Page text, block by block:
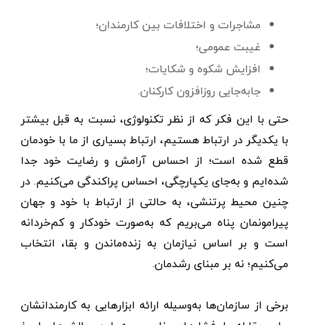
مشاجرات و اختلافات بین کارمندان؛
غیبت عمومی؛
افزایش شکوه و شکایات؛
جابه‌جایی روزافزون کارکنان.
حتی با این فکر که از نظر تکنولوژی، نسبت به قبل بیشتر
با یکدیگر در ارتباط هستیم، ارتباط بسیاری از ما با خودمان
قطع شده ‌است؛ از احساس آرامش و رضایت خود جدا
شده‌ایم و به‌جای یکپارچگی، احساس پراکندگی می‌کنیم. در
چنین محیط پرتنشی، به حالتی از ارتباط با خود و جهان
پیرامونمان پناه می‌بریم که به‌صورت خودکار و کم‌خردانه
است و بر اساس نیازمان به زنده‌ماندن و بقا، انتخاب
می‌کنیم؛ نه بر مبنای رشدمان.
برخی از سازمان‌ها به‌وسیله ارائه ابزارهایی به کارمندانشان